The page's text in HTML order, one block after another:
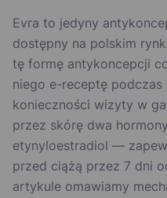
Evra to jedyny
dostępny na polskim
tę formę antykoncepcji
niego e-receptę
konieczności wizyty w
przez skórę dwa
etynyloestradiol —
przed ciążą przez 7 dni
artykule omawiamy